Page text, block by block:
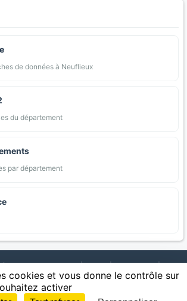
de données à Neuflieux
du département
par département
agricoles ouvertes | Carte | Communes |
| Cultures | Zones protégées | Forets |
| Statistiques
cookies et vous donne le contrôle sur
activer